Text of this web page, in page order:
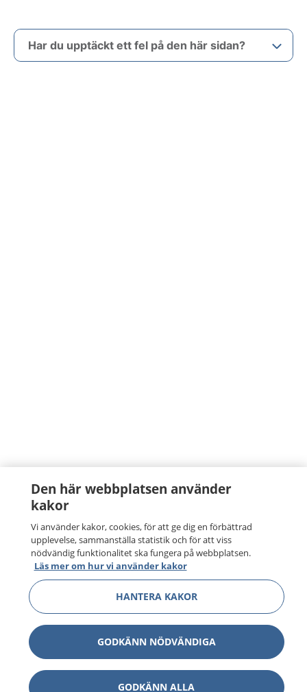
Har du upptäckt ett fel på den här sidan?
Den här webbplatsen använder
kakor
Vi använder kakor, cookies, för att ge dig en förbättrad
upplevelse, sammanställa statistik och för att viss
nödvändig funktionalitet ska fungera på webbplatsen.
Läs mer om hur vi använder kakor
HANTERA KAKOR
GODKÄNN NÖDVÄNDIGA
GODKÄNN ALLA